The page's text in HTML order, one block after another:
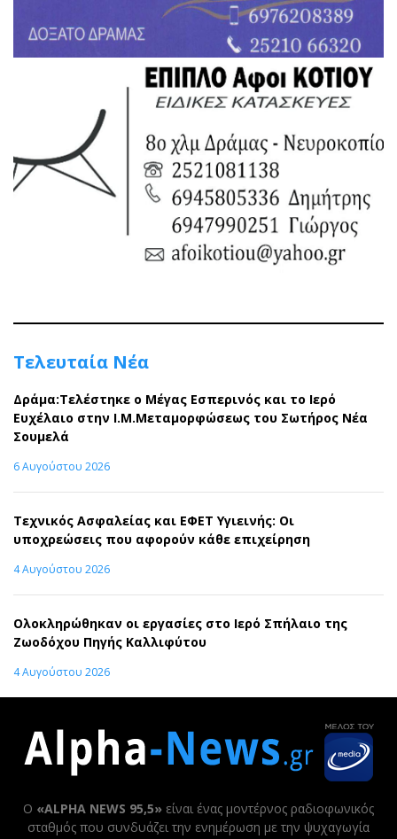
Τελευταία Νέα
Δράμα:Τελέστηκε ο Μέγας Εσπερινός και το Ιερό
Ευχέλαιο στην Ι.Μ.Μεταμορφώσεως του Σωτήρος Νέα
Σουμελά
6 Αυγούστου 2026
Τεχνικός Ασφαλείας και ΕΦΕΤ Υγιεινής: Οι
υποχρεώσεις που αφορούν κάθε επιχείρηση
4 Αυγούστου 2026
Ολοκληρώθηκαν οι εργασίες στο Ιερό Σπήλαιο της
Ζωοδόχου Πηγής Καλλιφύτου
4 Αυγούστου 2026
Ο «ALPHA NEWS 95,5» είναι ένας μοντέρνος ραδιοφωνικός
σταθμός που συνδυάζει την ενημέρωση με την ψυχαγωγία